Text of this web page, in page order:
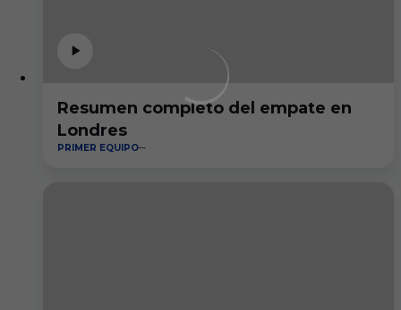
Resumen completo del empate en
Londres
PRIMER EQUIPO